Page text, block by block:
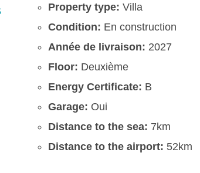
Property type: Villa
Condition: En construction
Année de livraison: 2027
Floor: Deuxième
Energy Certificate: B
Garage: Oui
Distance to the sea: 7km
Distance to the airport: 52km